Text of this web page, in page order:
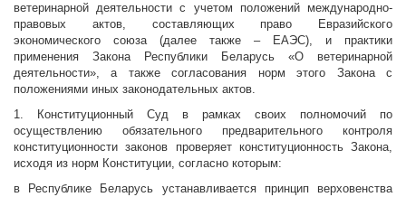
ветеринарной деятельности с учетом положений международно-
правовых актов, составляющих право Евразийского
экономического союза (далее также – ЕАЭС), и практики
применения Закона Республики Беларусь «О ветеринарной
деятельности», а также согласования норм этого Закона с
положениями иных законодательных актов.
1. Конституционный Суд в рамках своих полномочий по
осуществлению обязательного предварительного контроля
конституционности законов проверяет конституционность Закона,
исходя из норм Конституции, согласно которым:
в Республике Беларусь устанавливается принцип верховенства